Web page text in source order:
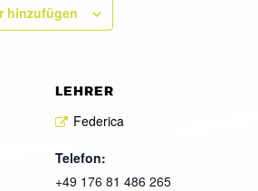
hinzufügen
LEHRER
Federica
Telefon:
+49 176 81 486 265